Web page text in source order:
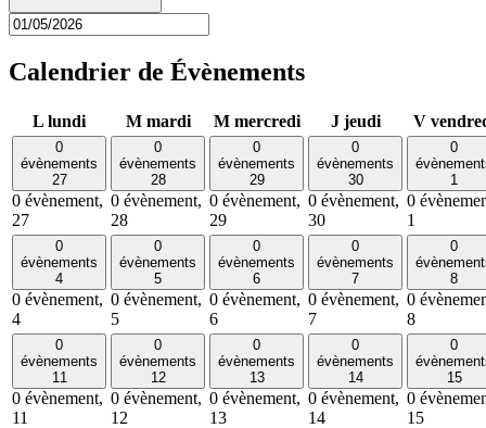
Calendrier de Évènements
L lundi M mardi M mercredi J jeudi V
0
évènements
27
0 évènement,
27
0
évènements
28
0 évènement,
28
0
évènements
29
0 évènement,
29
0
évènements
30
0 évènement,
30
0
1
0
1
0
évènements
4
0 évènement,
4
0
évènements
5
0 évènement,
5
0
évènements
6
0 évènement,
6
0
évènements
7
0 évènement,
7
0
8
0
8
0
évènements
11
0 évènement,
11
0
évènements
12
0 évènement,
12
0
évènements
13
0 évènement,
13
0
évènements
14
0 évènement,
14
0
15
0
15